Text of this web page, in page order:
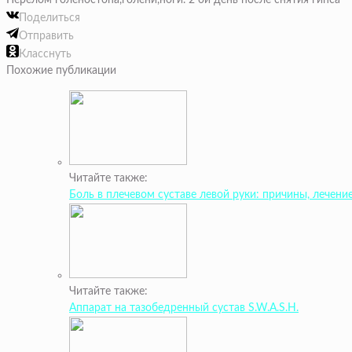
Поделиться
Отправить
Класснуть
Похожие публикации
Читайте также:
Боль в плечевом суставе левой руки: причины,
Читайте также:
Аппарат на тазобедренный сустав S.W.A.S.H.